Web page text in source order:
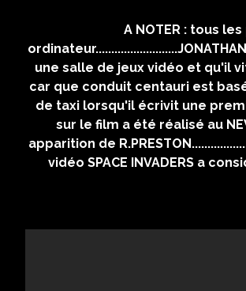
A NOTER : tous
une salle de jeux vidéo et qu'il
car que conduit centauri est basé
de taxi lorsqu'il écrivit une
sur le film a été réalisé au
apparition de
vidéo SPACE INVADERS a